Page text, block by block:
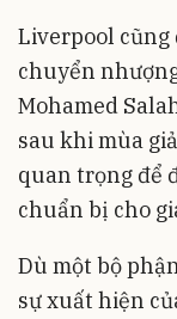
Liverpool cũng
chuyển
Mohamed
sau khi mùa
quan trọng để
chuẩn bị cho
Dù một bộ
sự xuất hiện